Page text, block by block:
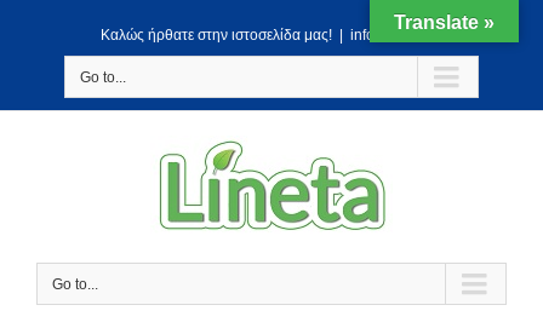
Kαλώς ήρθατε στην ιστοσελίδα μας! info@lineta.gr
Go to...
Go to...
Translate »